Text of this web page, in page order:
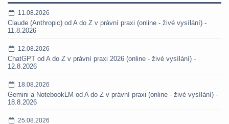
11.08.2026
Claude (Anthropic) od A do Z v právní praxi (online - živé vysílání) -
11.8.2026
12.08.2026
ChatGPT od A do Z v právní praxi 2026 (online - živé vysílání) -
12.8.2026
18.08.2026
Gemini a NotebookLM od A do Z v právní praxi (online - živé vysílání) -
18.8.2026
25.08.2026